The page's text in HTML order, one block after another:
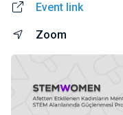
Event link
Zoom